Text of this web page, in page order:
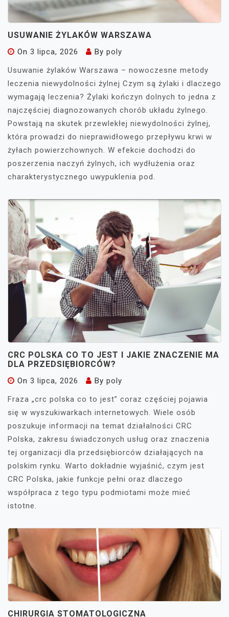
USUWANIE ŻYLAKÓW WARSZAWA
On 3 lipca, 2026 By poly
Usuwanie żylaków Warszawa – nowoczesne metody
leczenia niewydolności żylnej Czym są żylaki i dlaczego
wymagają leczenia? Żylaki kończyn dolnych to jedna z
najczęściej diagnozowanych chorób układu żylnego.
Powstają na skutek przewlekłej niewydolności żylnej,
która prowadzi do nieprawidłowego przepływu krwi w
żyłach powierzchownych. W efekcie dochodzi do
poszerzenia naczyń żylnych, ich wydłużenia oraz
charakterystycznego uwypuklenia pod.
CRC POLSKA CO TO JEST I JAKIE ZNACZENIE MA
DLA PRZEDSIĘBIORCÓW?
On 3 lipca, 2026 By poly
Fraza „crc polska co to jest” coraz częściej pojawia
się w wyszukiwarkach internetowych. Wiele osób
poszukuje informacji na temat działalności CRC
Polska, zakresu świadczonych usług oraz znaczenia
tej organizacji dla przedsiębiorców działających na
polskim rynku. Warto dokładnie wyjaśnić, czym jest
CRC Polska, jakie funkcje pełni oraz dlaczego
współpraca z tego typu podmiotami może mieć
istotne.
CHIRURGIA STOMATOLOGICZNA